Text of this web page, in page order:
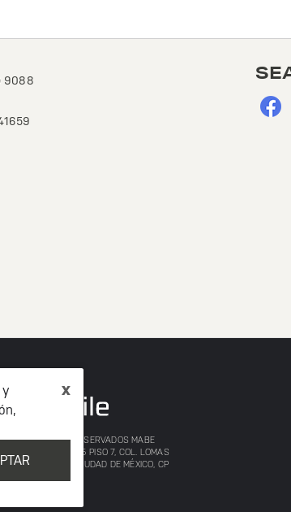
x
9088
DERECHOS RESERVADOS MABE
DE LAS PALMAS 215 PISO 7, COL. LOMAS
MIGUEL HIDALCO, CIUDAD DE MÉXICO, CP